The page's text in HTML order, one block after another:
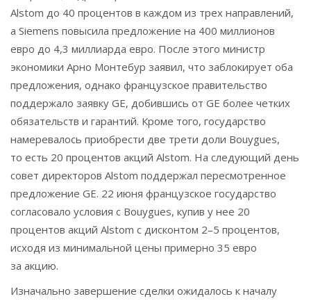
Alstom до 40 процентов в каждом из трех направлений,
а Siemens повысила предложение на 400 миллионов
евро до 4,3 миллиарда евро. После этого министр
экономики Арно Монтебур заявил, что заблокирует оба
предложения, однако французское правительство
поддержало заявку GE, добившись от GE более четких
обязательств и гарантий. Кроме того, государство
намеревалось приобрести две трети доли Bouygues,
то есть 20 процентов акций Alstom. На следующий день
совет директоров Alstom поддержал пересмотренное
предложение GE. 22 июня французское государство
согласовало условия с Bouygues, купив у нее 20
процентов акций Alstom с дисконтом 2–5 процентов,
исходя из минимальной цены примерно 35 евро
за акцию.
Изначально завершение сделки ожидалось к началу